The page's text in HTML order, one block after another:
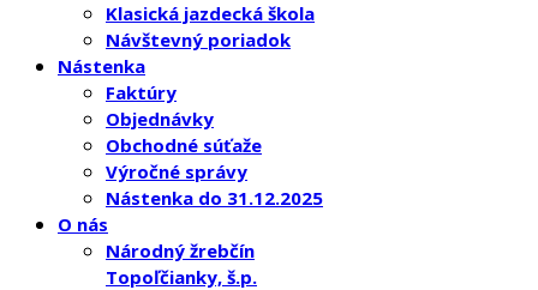
Klasická jazdecká škola
Návštevný poriadok
Nástenka
Faktúry
Objednávky
Obchodné súťaže
Výročné správy
Nástenka do 31.12.2025
O nás
Národný žrebčín
Topoľčianky, š.p.